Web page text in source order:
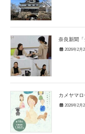
奈良新聞
2026年2月
カメヤマ
2026年2月